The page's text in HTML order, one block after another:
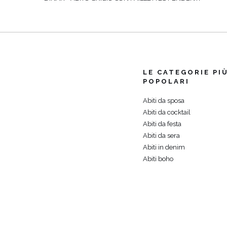
LE CATEGORIE PIÙ
POPOLARI
Abiti da sposa
Abiti da cocktail
Abiti da festa
Abiti da sera
Abiti in denim
Abiti boho